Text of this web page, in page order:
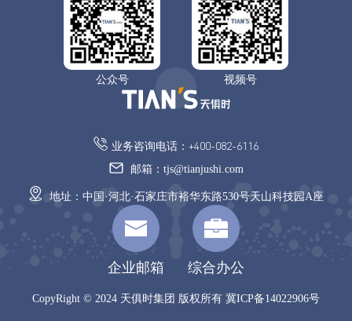
公众号 视频号
业务咨询电话：+400-082-6116
邮箱：tjs@tianjushi.com
地址：中国·河北·石家庄市裕华东路530号天山科技园A座
企业邮箱 综合办公
CopyRight © 2024 天俱时集团 版权所有 冀ICP备14022906号